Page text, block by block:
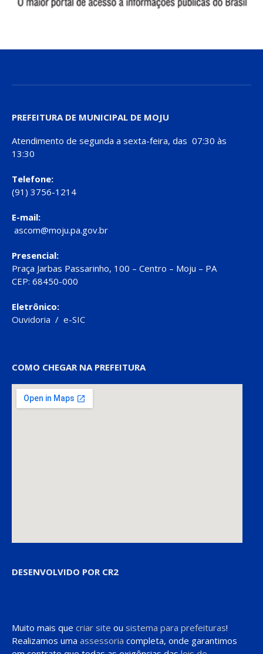
PREFEITURA DE MUNICIPAL DE MOJU
Atendimento de segunda a sexta-feira, das 07:30 às
13:30
Telefone:
(91) 3756-1214
E-mail:
ascom@moju.pa.gov.br
Presencial:
Praça Jarbas Passarinho, 100 – Centro – Moju – PA
CEP: 68450-000
Eletrônico:
Ouvidoria / e-SIC
COMO CHEGAR NA PREFEITURA
DESENVOLVIDO POR CR2
Muito mais que criar site ou sistema para prefeituras!
Realizamos uma assessoria completa, onde garantimos